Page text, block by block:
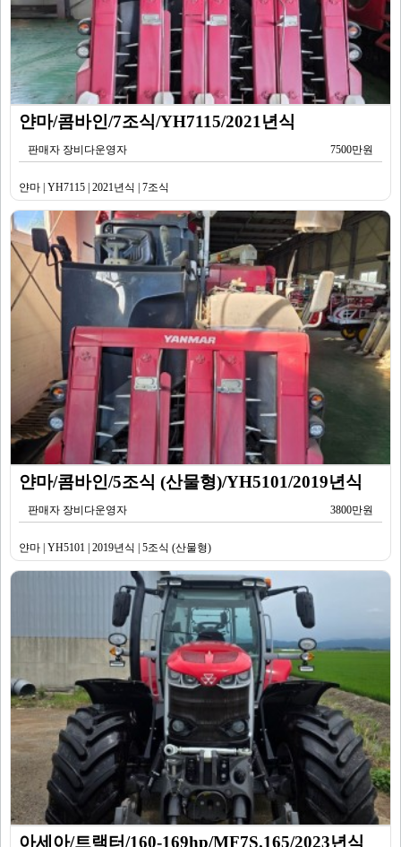
얀마/콤바인/7조식/YH7115/2021년식
판매자 장비다운영자 7500만원
얀마 | YH7115 | 2021년식 | 7조식
얀마/콤바인/5조식 (산물형)/YH5101/2019년식
판매자 장비다운영자 3800만원
얀마 | YH5101 | 2019년식 | 5조식 (산물형)
아세아/트랙터/160-169hp/MF7S.165/2023년식